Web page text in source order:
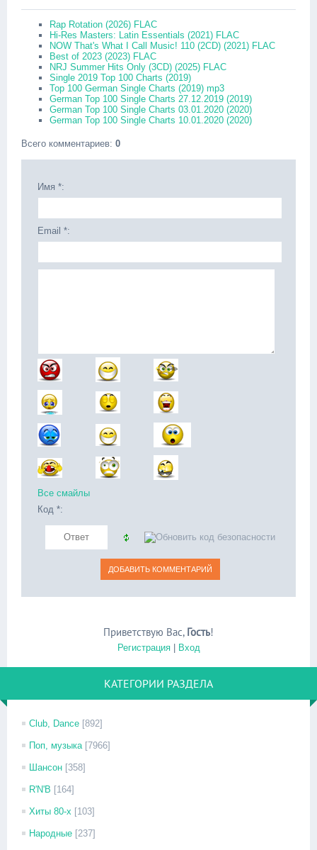
Rap Rotation (2026) FLAC
Hi-Res Masters: Latin Essentials (2021) FLAC
NOW That's What I Call Music! 110 (2CD) (2021) FLAC
Best of 2023 (2023) FLAC
NRJ Summer Hits Only (3CD) (2025) FLAC
Single 2019 Top 100 Charts (2019)
Top 100 German Single Charts (2019) mp3
German Top 100 Single Charts 27.12.2019 (2019)
German Top 100 Single Charts 03.01.2020 (2020)
German Top 100 Single Charts 10.01.2020 (2020)
Всего комментариев: 0
Имя *:
Email *:
Все смайлы
Код *:
Приветствую Вас, Гость!
Регистрация| Вход
КАТЕГОРИИ РАЗДЕЛА
Club, Dance [892]
Поп, музыка [7966]
Шансон [358]
R'N'B [164]
Хиты 80-х [103]
Народные [237]